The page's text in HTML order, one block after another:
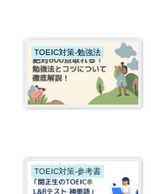
TOEIC対策-勉強法
TOEIC対策-参考書